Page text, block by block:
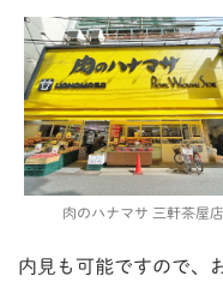
肉のハナマサ 三軒茶屋店
内見も可能ですので、